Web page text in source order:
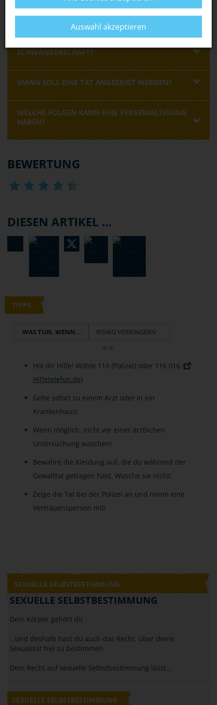
oder von anderen spezialisierten
Opferhilfeeinrichtungenholen.
SCHWANGERSCHAFT?
WANN SOLL EINE TAT ANGEZEIGT WERDEN?
WELCHE FOLGEN KANN EINE VERGEWALTIGUNG
HABEN?
BEWERTUNG
DIESEN ARTIKEL ...
TIPPS
WAS TUN, WENN... RISIKO VERRINGERN
Hol dir Hilfe! Wähle 110 (Polizei) oder 116 016 (
Hilfetelefon.de)
Gehe sofort zu einem Arzt oder in ein
Krankenhaus!
Wenn möglich, nicht vor einer ärztlichen
Untersuchung waschen!
Bewahre die Kleidung auf, die du während der
Gewalttat getragen hast. Wasche sie nicht!
Zeige die Tat bei der Polizei an und nimm eine
Vertrauensperson mit!
SEXUELLE SELBSTBESTIMMUNG
SEXUELLE SELBSTBESTIMMUNG
Dein Körper gehört dir
…und deshalb hast du auch das Recht, über deine
Sexualität frei zu bestimmen.
Dein Recht auf sexuelle Selbstbestimmung lässt…
SEXUELLE SELBSTBESTIMMUNG
Auswahl akzeptieren